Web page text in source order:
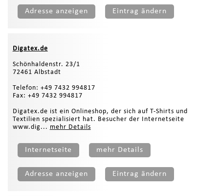
Adresse anzeigen Eintrag ändern
Digatex.de
Schönhaldenstr. 23/1
72461 Albstadt
Telefon: +49 7432 994817
Fax: +49 7432 994817
Digatex.de ist ein Onlineshop, der sich auf T-Shirts und
Textilien spezialisiert hat. Besucher der Internetseite
www.dig... mehr Details
Internetseite mehr Details
Adresse anzeigen Eintrag ändern